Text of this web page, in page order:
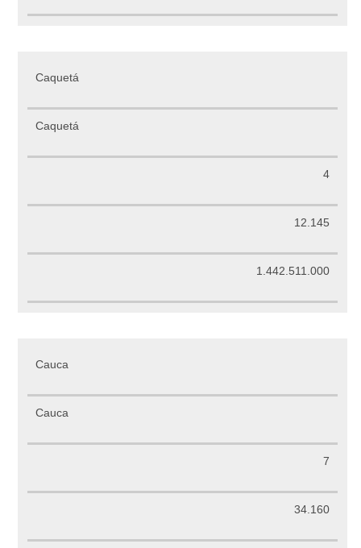
Caquetá
Caquetá
4
12.145
1.442.511.000
Cauca
Cauca
7
34.160